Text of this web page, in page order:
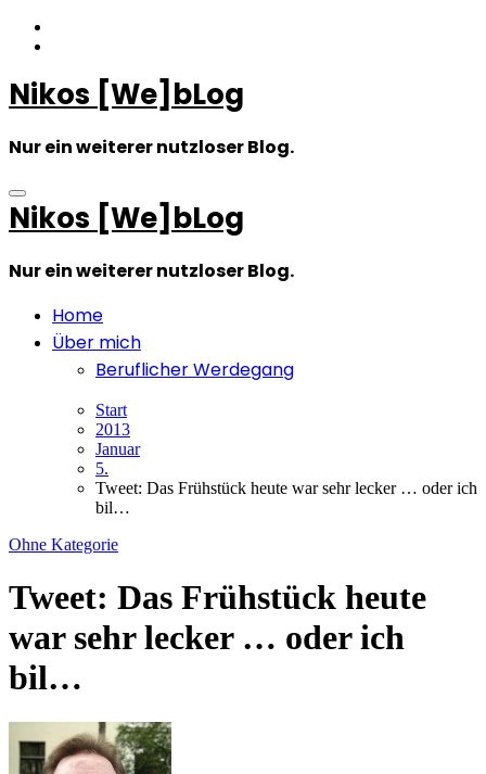
Zum
Inhalt
Nikos [We]bLog
Nur ein weiterer nutzloser Blog.
Nikos [We]bLog
Nur ein weiterer nutzloser Blog.
Home
Über mich
Beruflicher Werdegang
Start
2013
Januar
5.
Tweet: Das Frühstück heute war sehr lecker … oder ich
bil…
Ohne Kategorie
Tweet: Das Frühstück heute
war sehr lecker … oder ich
bil…